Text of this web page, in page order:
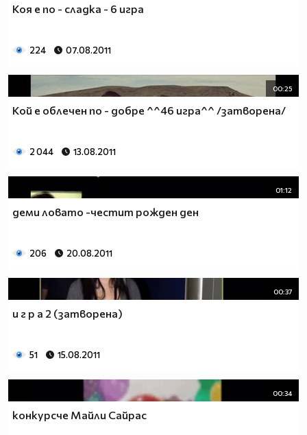
по бузите се стичат и галят нежното лице,но знаеш ли
на теб не ти прилича да плачеш за едно момче!
2.Когато ме гледаш настръхвам и бързо
Коя е по - сладка - 6 игра
224 07.08.2011
00:25
Кой е облечен по - добре ^^46 игра^^ /затворена/
2 044 13.08.2011
01:12
деми ловато -честит рожден ден
206 20.08.2011
00:37
и г р а 2 (затворена)
51 15.08.2011
00:34
конкурсче Майли Сайрас